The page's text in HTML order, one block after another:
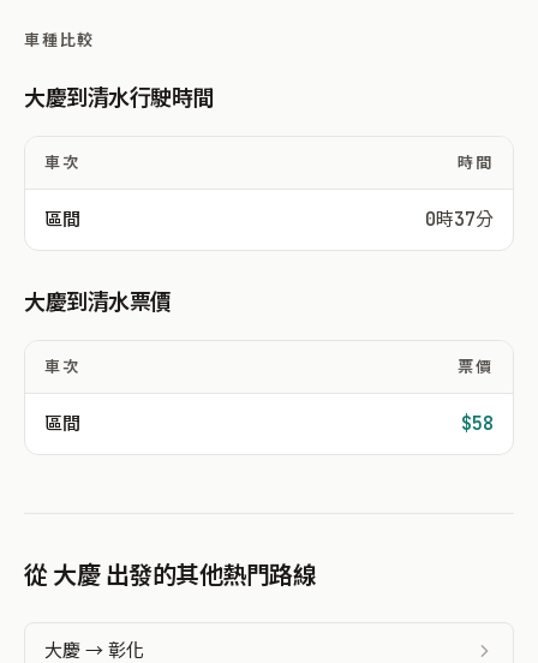
車種比較
大慶到清水行駛時間
車次 時間
區間 0時37分
大慶到清水票價
車次 票價
區間 $58
從 大慶 出發的其他熱門路線
大慶 → 彰化